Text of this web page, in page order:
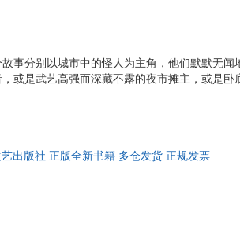
事分别以城市中的怪人为主角，他们默默无闻
或是武艺高强而深藏不露的夜市摊主，或是卧
牌人生，还是暗地里的怪客人生，它们都是
手法上也有所创新。
出版社 正版全新书籍 多仓发货 正规发票